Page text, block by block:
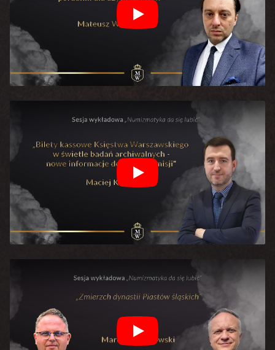
Play
Play
Play